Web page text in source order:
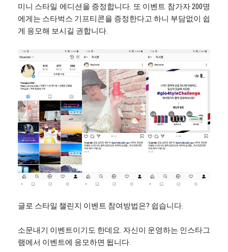
미니 스타일 에디션을 증정합니다. 또 이벤트 참가자 200명
에게는 스타벅스 기프티콘을 증정한다고 하니 부담없이 쉽
게 응모해 보시길 권합니다.
글로 스타일 챌린지 이벤트 참여방법은? 쉽습니다.
소문내기 이벤트이기도 한데요. 자신이 운영하는 인스타그
램에서 이벤트에 응모하면 됩니다.